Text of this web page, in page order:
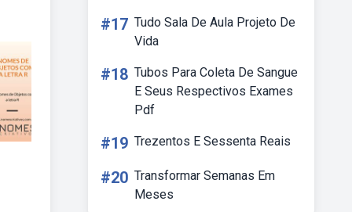
#17 Tudo Sala De Aula Projeto De
Vida
#18 Tubos Para Coleta De Sangue
E Seus Respectivos Exames
Pdf
#19 Trezentos E Sessenta Reais
#20 Transformar Semanas Em
Meses